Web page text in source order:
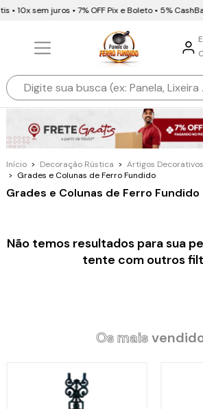
• 10x sem juros • 7% OFF Pix e Boleto • 5%
Início > Decoração Rústica > Artigos Decorativos
> Grades e Colunas de Ferro Fundido
Grades e Colunas de Ferro Fundido
Não temos resultados para sua
tente com outros
Os mais